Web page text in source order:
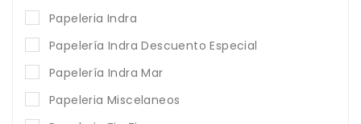
Papeleria Indra
Papelería Indra Descuento Especial
Papelería Indra Mar
Papeleria Miscelaneos